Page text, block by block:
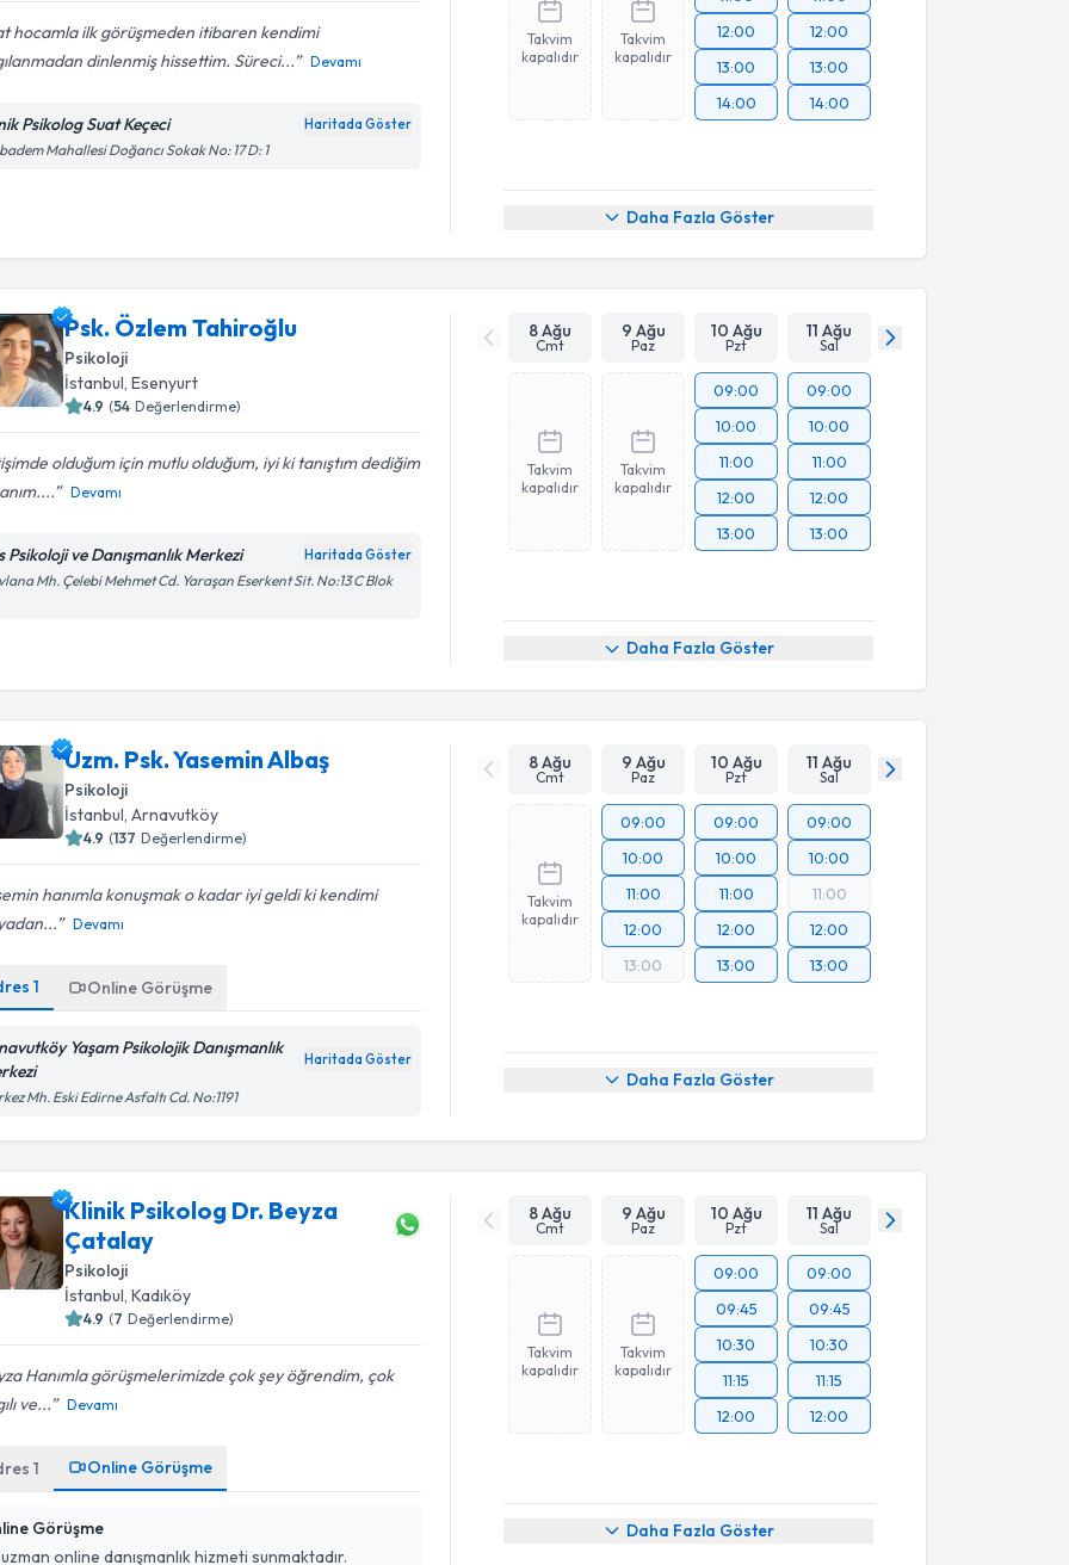
hocamla ilk görüşmeden itibaren kendimi
dinlenmiş hissettim. Süreci...
Devamı
Psikolog Suat Keçeci Haritada Göster
Mahallesi Doğancı Sokak No: 17 D: 1
Takvim
kapalıdır
Takvim
kapalıdır
12:00
13:00
14:00
12:00
13:00
14:00
Daha Fazla Göster
Psk. Özlem Tahiroğlu
Psikoloji
İstanbul, Esenyurt
4.9 (54 Değerlendirme)
olduğum için mutlu olduğum, iyi ki tanıştım dediğim
Devamı
Psikoloji ve Danışmanlık Merkezi Haritada Göster
Mh. Çelebi Mehmet Cd. Yaraşan Eserkent Sit. No:13 C Blok
8 Ağu
Cmt
9 Ağu
Paz
10 Ağu
Pzt
11 Ağu
Sal
Takvim
kapalıdır
Takvim
kapalıdır
09:00
10:00
11:00
12:00
13:00
09:00
10:00
11:00
12:00
13:00
Daha Fazla Göster
Uzm. Psk. Yasemin Albaş
Psikoloji
İstanbul , Arnavutköy
4.9 (137 Değerlendirme)
hanımla konuşmak o kadar iyi geldi ki kendimi
Devamı
1 Online Görüşme
Yaşam Psikolojik Danışmanlık
Haritada Göster
Mh. Eski Edirne Asfaltı Cd. No:1191
8 Ağu
Cmt
9 Ağu
Paz
10 Ağu
Pzt
11 Ağu
Sal
Takvim
kapalıdır
09:00
10:00
11:00
12:00
13:00
09:00
10:00
11:00
12:00
13:00
09:00
10:00
11:00
12:00
13:00
Daha Fazla Göster
Klinik Psikolog Dr. Beyza
Çatalay
Psikoloji
İstanbul , Kadıköy
4.9 (7 Değerlendirme)
Hanımla görüşmelerimizde çok şey öğrendim, çok
ve...
Devamı
1 Online Görüşme
Görüşme
online danışmanlık hizmeti sunmaktadır.
8 Ağu
Cmt
9 Ağu
Paz
10 Ağu
Pzt
11 Ağu
Sal
Takvim
kapalıdır
Takvim
kapalıdır
09:00
09:45
10:30
11:15
12:00
09:00
09:45
10:30
11:15
12:00
Daha Fazla Göster